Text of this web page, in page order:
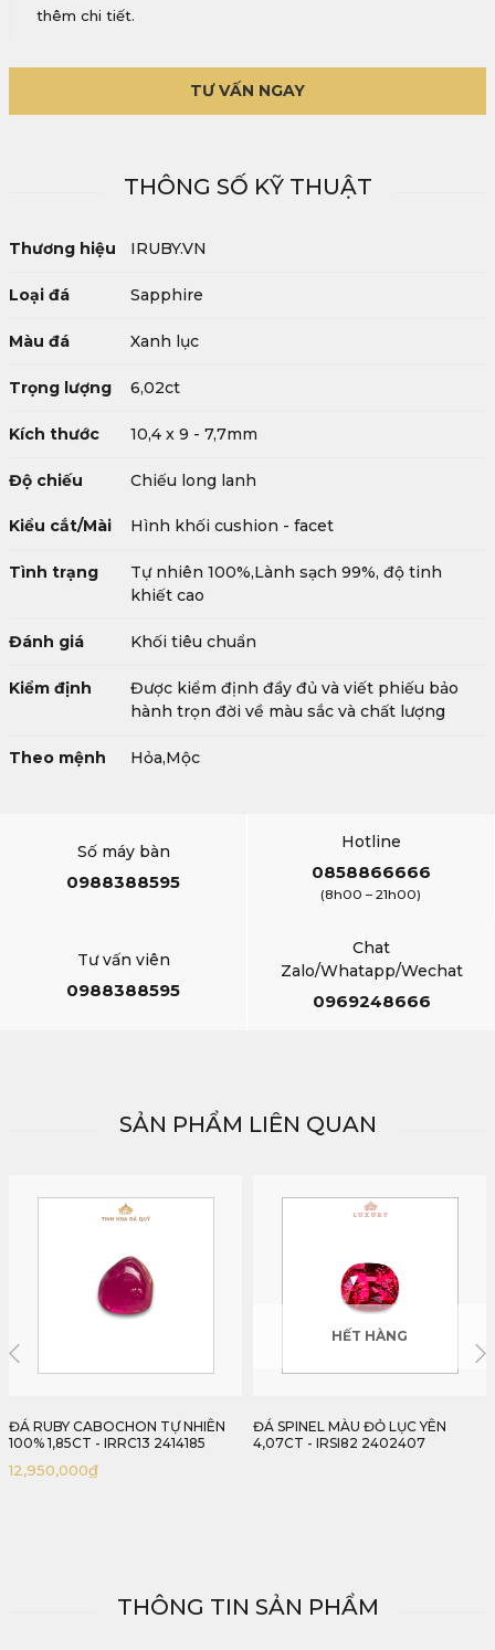
thêm chi tiết.
TƯ VẤN NGAY
THÔNG SỐ KỸ THUẬT
Thương hiệu IRUBY.VN
Loại đá Sapphire
Màu đá Xanh lục
Trọng lượng 6,02ct
Kích thước 10,4 x 9 - 7,7mm
Độ chiếu Chiếu long lanh
Kiểu cắt/Mài Hình khối cushion - facet
Tình trạng
Tự nhiên 100%,Lành sạch 99%, độ tinh
khiết cao
Đánh giá Khối tiêu chuẩn
Kiểm định
Được kiểm định đầy đủ và viết phiếu bảo
hành trọn đời về màu sắc và chất lượng
Theo mệnh Hỏa,Mộc
Số máy bàn
0988388595
Hotline
0858866666
(8h00 – 21h00)
Tư vấn viên
0988388595
Chat
Zalo/Whatapp/Wechat
0969248666
SẢN PHẨM LIÊN QUAN
ĐÁ SPINEL MÀU ĐỎ LỤC YÊN
4,07CT - IRSI82 2402407
HẾT HÀNG
ĐÁ SPINEL ĐỎ LỤC YÊN TỰ NHIÊN
100% 3,55CT - IRSI83 2402355
THÔNG TIN SẢN PHẨM